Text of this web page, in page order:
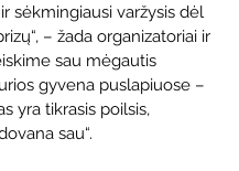
sėkmingiausi varžysis dėl
– žada organizatoriai ir
sau mėgautis
gyvena puslapiuose –
yra tikrasis poilsis,
sau“.